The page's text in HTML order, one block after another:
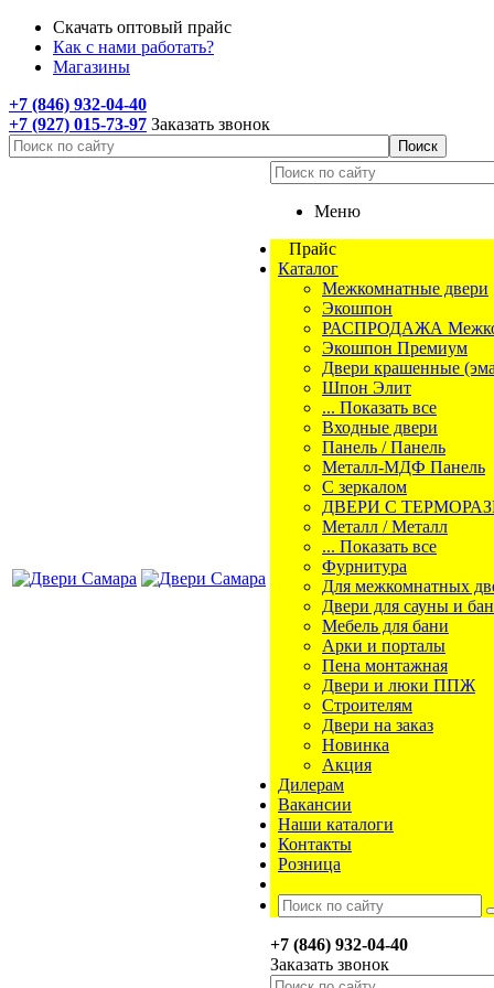
Скачать оптовый прайс
Как с нами работать?
Магазины
+7 (846) 932-04-40
+7 (927) 015-73-97 Заказать звонок
Меню
Прайс
Каталог
Межкомнатные двери
Экошпон
РАСПРОДАЖА
Экошпон Премиум
Двери крашенные
Шпон Элит
... Показать все
Входные двери
Панель / Панель
Металл-МДФ Панель
С зеркалом
ДВЕРИ С
Металл / Металл
... Показать все
Фурнитура
Для межкомнатных
Двери для сауны и
Мебель для бани
Арки и порталы
Пена монтажная
Двери и люки ППЖ
Строителям
Двери на заказ
Новинка
Акция
Дилерам
Вакансии
Наши каталоги
Контакты
Розница
+7 (846) 932-04-40
Заказать звонок